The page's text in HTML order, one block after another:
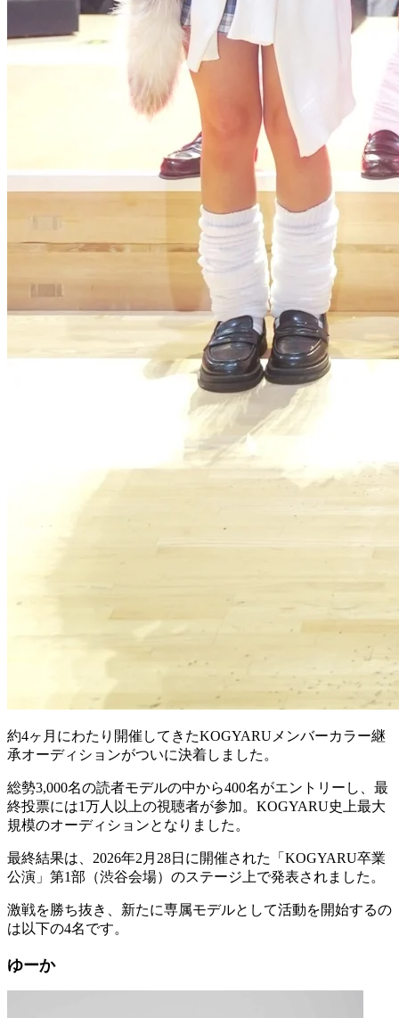
約4ヶ月にわたり開催してきたKOGYARUメンバーカラー継
承オーディションがついに決着しました。
総勢3,000名の読者モデルの中から400名がエントリーし、最
終投票には1万人以上の視聴者が参加。KOGYARU史上最大
規模のオーディションとなりました。
最終結果は、2026年2月28日に開催された「KOGYARU卒業
公演」第1部（渋谷会場）のステージ上で発表されました。
激戦を勝ち抜き、新たに専属モデルとして活動を開始するの
は以下の4名です。
ゆーか